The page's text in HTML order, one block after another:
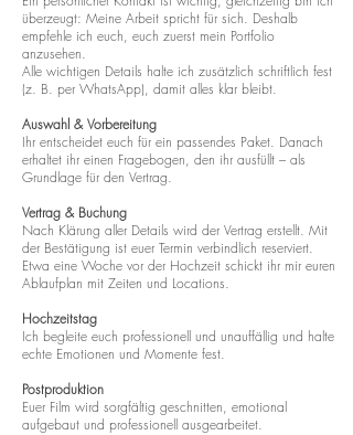
überzeugt: Meine Arbeit spricht für sich. Deshalb
empfehle ich euch, euch zuerst mein Portfolio
anzusehen.
Alle wichtigen Details halte ich zusätzlich schriftlich fest
(z. B. per WhatsApp), damit alles klar bleibt.
Auswahl & Vorbereitung
Ihr entscheidet euch für ein passendes Paket. Danach
erhaltet ihr einen Fragebogen, den ihr ausfüllt – als
Grundlage für den Vertrag.
Vertrag & Buchung
Nach Klärung aller Details wird der Vertrag erstellt. Mit
der Bestätigung ist euer Termin verbindlich reserviert.
Etwa eine Woche vor der Hochzeit schickt ihr mir euren
Ablaufplan mit Zeiten und Locations.
Hochzeitstag
Ich begleite euch professionell und unauffällig und halte
echte Emotionen und Momente fest.
Postproduktion
Euer Film wird sorgfältig geschnitten, emotional
aufgebaut und professionell ausgearbeitet.